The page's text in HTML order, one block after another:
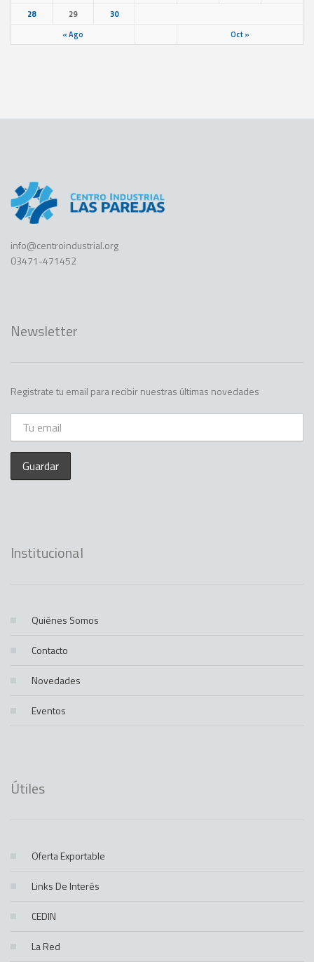
« Ago Oct »
28
29 30
info@centroindustrial.org
03471-471452
Newsletter
Registrate tu email para recibir nuestras últimas novedades
Institucional
Quiénes Somos
Contacto
Novedades
Eventos
Útiles
Oferta Exportable
Links De Interés
CEDIN
La Red